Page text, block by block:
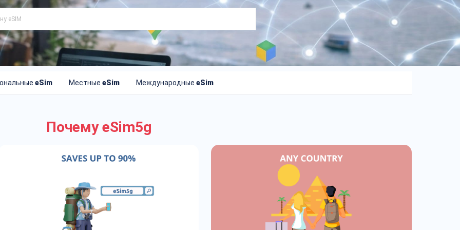
eSim Местные eSim Международные eSim
Почему eSim5g